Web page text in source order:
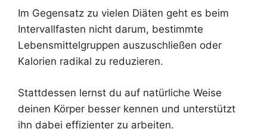
Im Gegensatz zu vielen Diäten geht es beim
Intervallfasten nicht darum, bestimmte
Lebensmittelgruppen auszuschließen oder
Kalorien radikal zu reduzieren.
Stattdessen lernst du auf natürliche Weise
deinen Körper besser kennen und unterstützt
ihn dabei effizienter zu arbeiten.